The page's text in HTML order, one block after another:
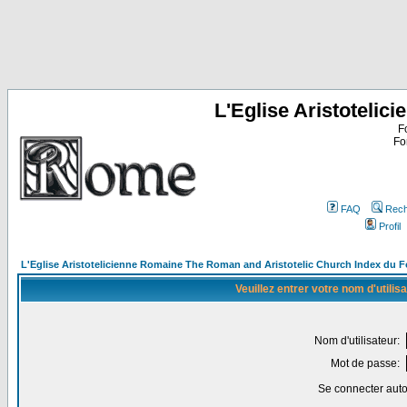
L'Eglise
FAQ
Profil
L'Eglise Aristotelicienne Romaine The Roman and Aristotelic Church Index du
Veuillez entrer votre nom
Nom d'utilisateur:
Mot de passe:
Se connecter